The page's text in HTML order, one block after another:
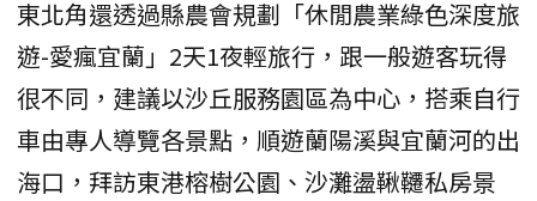
東北角還透過縣農會規劃「休閒農業綠色深度旅
遊-愛瘋宜蘭」2天1夜輕旅行，跟一般遊客玩得
很不同，建議以沙丘服務園區為中心，搭乘自行
車由專人導覽各景點，順遊蘭陽溪與宜蘭河的出
海口，拜訪東港榕樹公園、沙灘盪鞦韆私房景